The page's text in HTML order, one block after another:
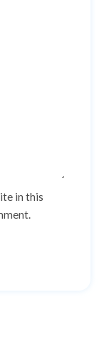
in this